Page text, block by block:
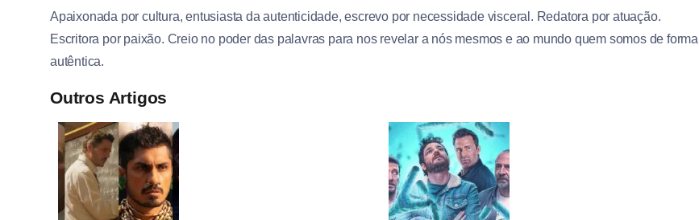
Apaixonada por cultura, entusiasta da autenticidade, escrevo por necessidade visceral. Redatora por atuação.
Escritora por paixão. Creio no poder das palavras para nos revelar a nós mesmos e ao mundo quem somos de forma
autêntica.
Outros Artigos